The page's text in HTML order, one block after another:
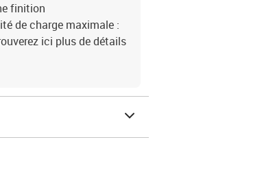
finition
de charge maximale :
ici plus de détails